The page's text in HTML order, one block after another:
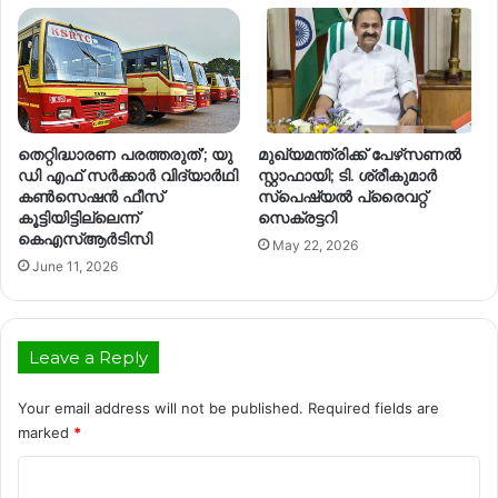
തെറ്റിദ്ധാരണ പരത്തരുത്’; യു
ഡി എഫ് സർക്കാർ വിദ്യാർഥി
കൺസെഷൻ ഫീസ്
കൂട്ടിയിട്ടില്ലെന്ന്
കെഎസ്ആർടിസി
June 11, 2026
മുഖ്യമന്ത്രിക്ക് പേഴ്‌സണൽ
സ്റ്റാഫായി; ടി. ശ്രീകുമാർ
സ്‌പെഷ്യൽ പ്രൈവറ്റ്
സെക്രട്ടറി
May 22, 2026
Leave a Reply
Your email address will not be published. Required fields are
marked *